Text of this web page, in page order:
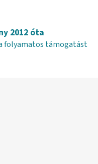
2012 óta
folyamatos támogatást